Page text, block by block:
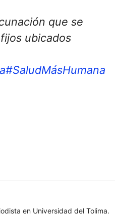
que se
ubicados
#SaludMásHumana
en Universidad del Tolima.